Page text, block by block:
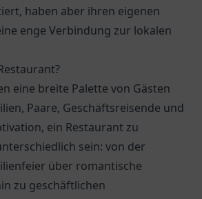
haben aber ihren eigenen
enge Verbindung zur lokalen
eine breite Palette von Gästen
Paare, Geschäftsreisende und
ein Restaurant zu
sein: von der
über romantische
zu geschäftlichen